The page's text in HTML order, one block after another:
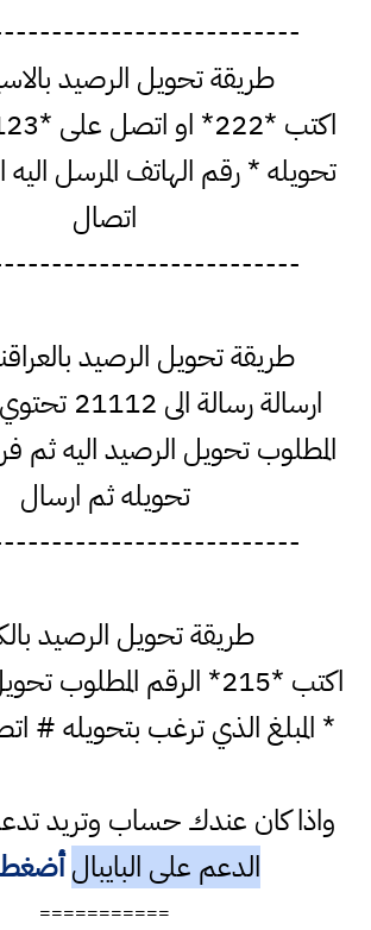
طريقة تحويل الرصيد
تحويله * رقم الهاتف المرسل
اتصال
طريقة تحويل الرصيد
ارسالة
المطلوب تحويل الرصيد اليه ثم فراغ
تحويله ثم ارسال
طريقة تحويل الرصيد
اكتب *215* الرقم المطلوب
* المبلغ الذي ترغب بتحويله #
واذا كان عندك حساب وتريد
الدعم على البايبال
===========